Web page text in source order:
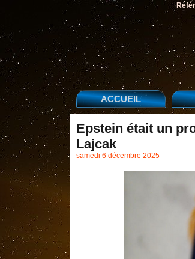
ACCUEIL
Epstein était un
Lajcak
samedi 6 décembre 2025